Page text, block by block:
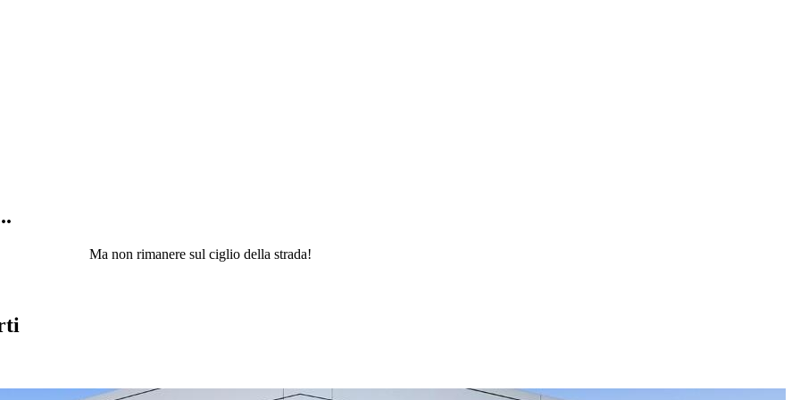
Ma non rimanere sul ciglio della strada!